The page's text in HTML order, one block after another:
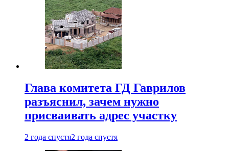
Глава комитета ГД Гаврилов
разъяснил, зачем нужно
присваивать адрес участку
2 года спустя2 года спустя